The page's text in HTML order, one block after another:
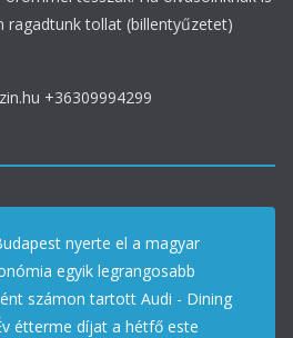
ragadtunk tollat (billentyűzetet)
+36309994299
nyerte el a magyar
egyik legrangosabb
számon tartott Audi - Dining
étterme díjat a hétfő este